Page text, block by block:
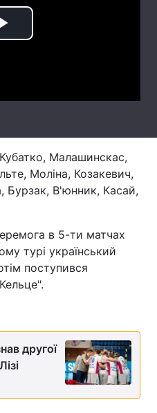
Погода
Регіони
Думки
Вакансії
Play
Малашинскас,
Моліна, Козакевич,
Бурзак, В'юнник, Касай,
в 5-ти матчах
турі український
поступився
другої